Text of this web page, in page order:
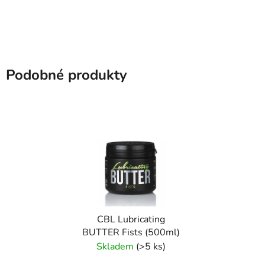
Podobné produkty
CBL Lubricating
BUTTER Fists (500ml)
Skladem (>5 ks)